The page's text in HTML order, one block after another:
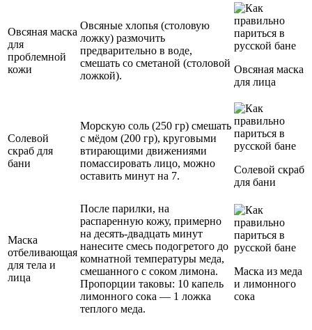
Овсяная маска
для
проблемной
кожи
Овсяные хлопья (столовую
ложку) размочить
предварительно в воде,
смешать со сметаной (столовой
ложкой).
Овсяная маска
для лица
Солевой
скраб для
бани
Морскую соль (250 гр) смешать
с мёдом (200 гр), круговыми
втирающими движениями
помассировать лицо, можно
оставить минут на 7.
Солевой скраб
для бани
Маска
отбеливающая
для тела и
лица
После парилки, на
распаренную кожу, примерно
на десять-двадцать минут
нанесите смесь подогретого до
комнатной температуры меда,
смешанного с соком лимона.
Пропорции таковы: 10 капель
лимонного сока — 1 ложка
теплого меда.
Маска из меда
и лимонного
сока